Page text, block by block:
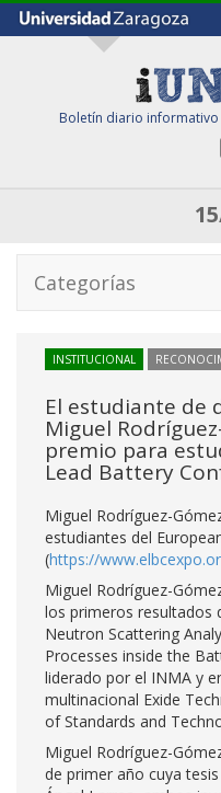
Boletín diario informativo
Categorías
INSTITUCIONAL
El estudiante de
Miguel
premio para
Lead Battery
Miguel Rodríguez-
estudiantes del
(https://
Miguel Rodríguez-
los primeros resultados
Neutron Scattering
Processes inside the
liderado por el INMA y
multinacional Exide
of Standards and
Miguel Rodríguez-
de primer año cuya